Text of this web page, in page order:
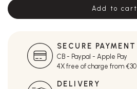
Add to cart
SECURE PAYMENT
CB - Paypal - Apple Pay
4X free of charge from €30
DELIVERY